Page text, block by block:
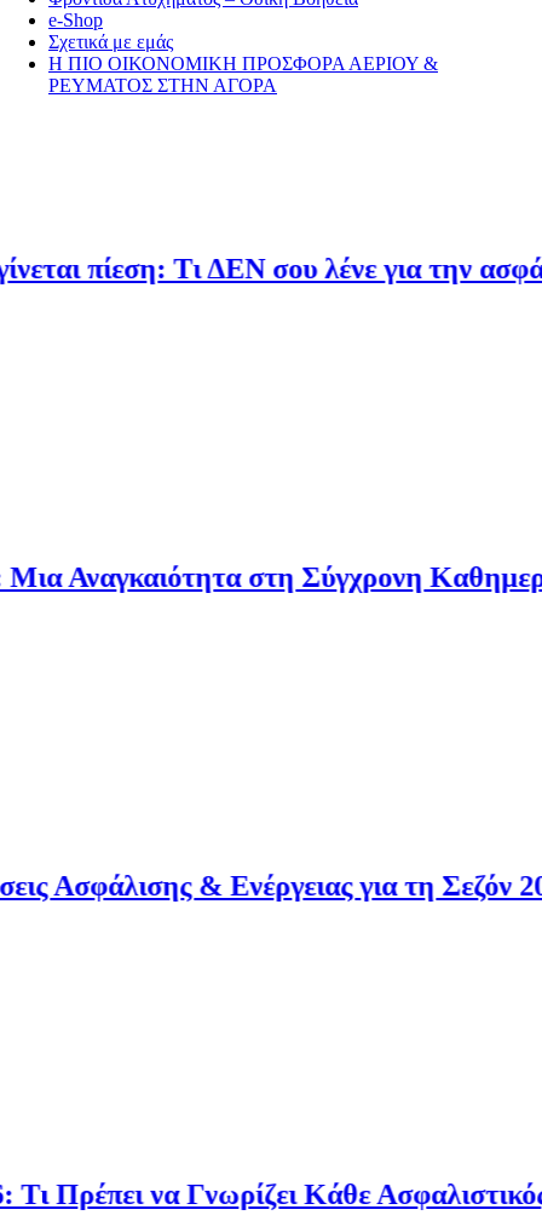
e-Shop
Σχετικά με εμάς
Η ΠΙΟ ΟΙΚΟΝΟΜΙΚΗ ΠΡΟΣΦΟΡΑ ΑΕΡΙΟΥ &
ΡΕΥΜΑΤΟΣ ΣΤΗΝ ΑΓΟΡΑ
πίεση: Τι ΔΕΝ σου λένε για την
στη Σύγχρονη
& Ενέργειας για τη Σεζόν 2026
να Γνωρίζει Κάθε Ασφαλιστικός